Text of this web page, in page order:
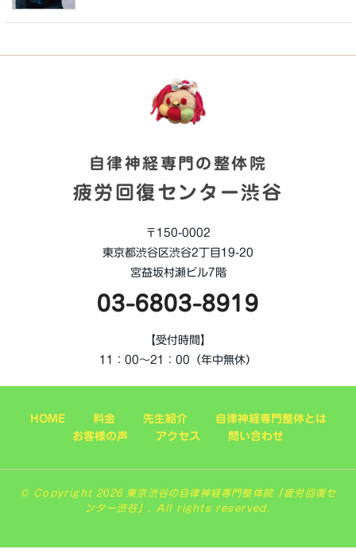
自律神経専門の整体院
疲労回復センター渋谷
〒150-0002
東京都渋谷区渋谷2丁目19-20
宮益坂村瀬ビル7階
03-6803-8919
【受付時間】
11：00～21：00（年中無休）
HOME 料金 先生紹介
自律神経専門整体とは
お客様の声
アクセス 問い合わせ
© Copyright 2026 東京渋谷の自律神経専門整体院「疲労回復セ
ンター渋谷」. All rights reserved.